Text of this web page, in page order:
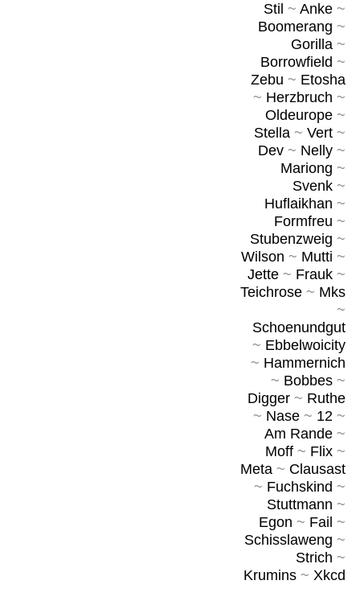
Stil ~ Anke~
Boomerang ~
Gorilla~
Borrowfield ~
Zebu ~ Etosha
~ Herzbruch ~
Oldeurope~
Stella~ Vert~
Dev~ Nelly~
Mariong ~
Svenk~
Huflaikhan ~
Formfreu ~
Stubenzweig ~
Wilson ~ Mutti ~
Jette~ Frauk~
Teichrose~ Mks
~
Schoenundgut
~ Ebbelwoicity
~ Hammernich
~ Bobbes~
Digger~ Ruthe
~ Nase~ 12~
Am Rande~
Moff~ Flix~
Meta~ Clausast
~ Fuchskind ~
Stuttmann ~
Egon ~ Fail ~
Schisslaweng ~
Strich ~
Krumins~ Xkcd